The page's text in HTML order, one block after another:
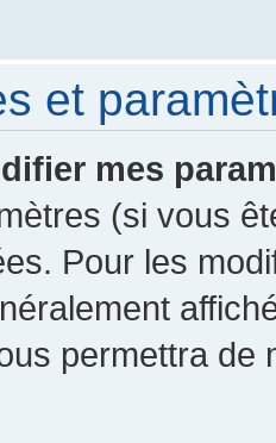
et
mes
(si vous
Pour les
permettra de